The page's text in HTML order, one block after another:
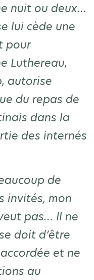
nuit ou deux…
lui cède une
pour
Luthereau,
autorise
du repas de
dans la
des internés
de
invités, mon
pas… Il ne
doit d’être
et ne
au